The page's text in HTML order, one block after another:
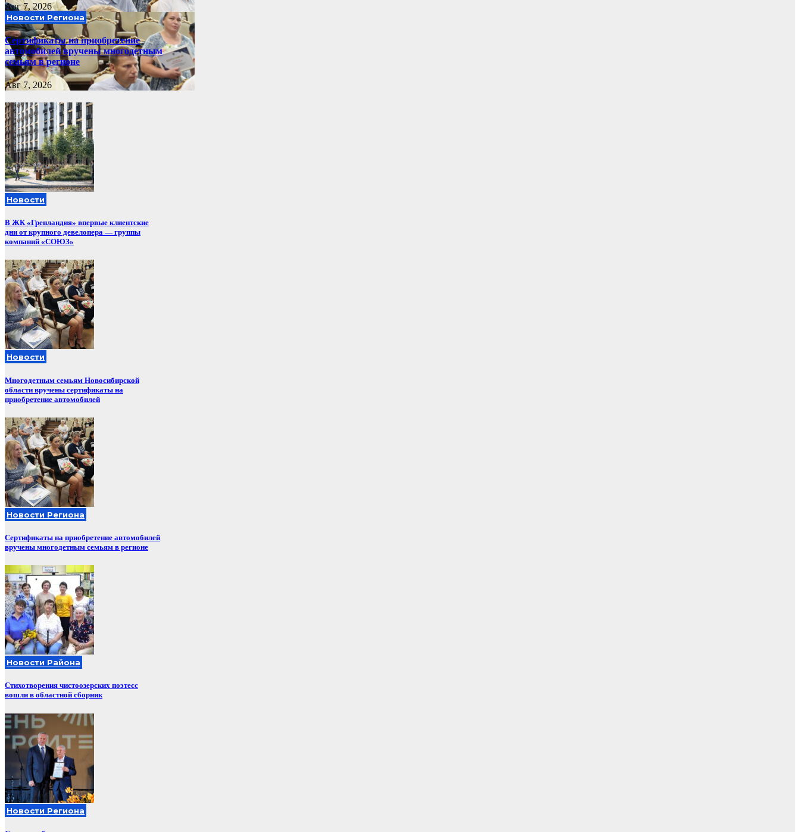
Авг 7, 2026
Новости Региона
Сертификаты на приобретение
автомобилей вручены многодетным
семьям в регионе
Авг 7, 2026
Новости
В ЖК «Гренландия» впервые клиентские
дни от крупного девелопера — группы
компаний «СОЮЗ»
Новости
Многодетным семьям Новосибирской
области вручены сертификаты на
приобретение автомобилей
Новости Региона
Сертификаты на приобретение автомобилей
вручены многодетным семьям в регионе
Новости Района
Стихотворения чистоозерских поэтесс
вошли в областной сборник
Новости Региона